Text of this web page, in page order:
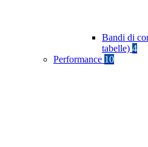
Bandi di
tabelle) 4
Performance 10